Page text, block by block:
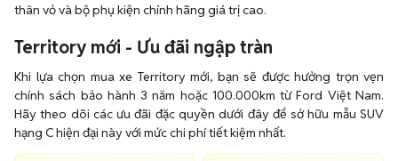
thân vỏ và bộ phụ kiện chính hãng giá trị cao.
Territory mới - Ưu đãi ngập tràn
Khi lựa chọn mua xe Territory mới, bạn sẽ được hưởng trọn vẹn
chính sách bảo hành 3 năm hoặc 100.000km từ Ford Việt Nam.
Hãy theo dõi các ưu đãi đặc quyền dưới đây để sở hữu mẫu SUV
hạng C hiện đại này với mức chi phí tiết kiệm nhất.